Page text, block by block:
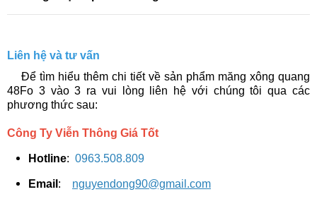
Liên hệ và tư vấn
​​ Để tìm hiểu thêm chi tiết về sản phẩm măng xông quang
48Fo 3 vào 3 ra vui lòng liên hệ với chúng tôi qua các
phương thức sau:
Công Ty Viễn Thông Giá Tốt
Hotline: 0963.508.809
Email : nguyendong90@gmail.com